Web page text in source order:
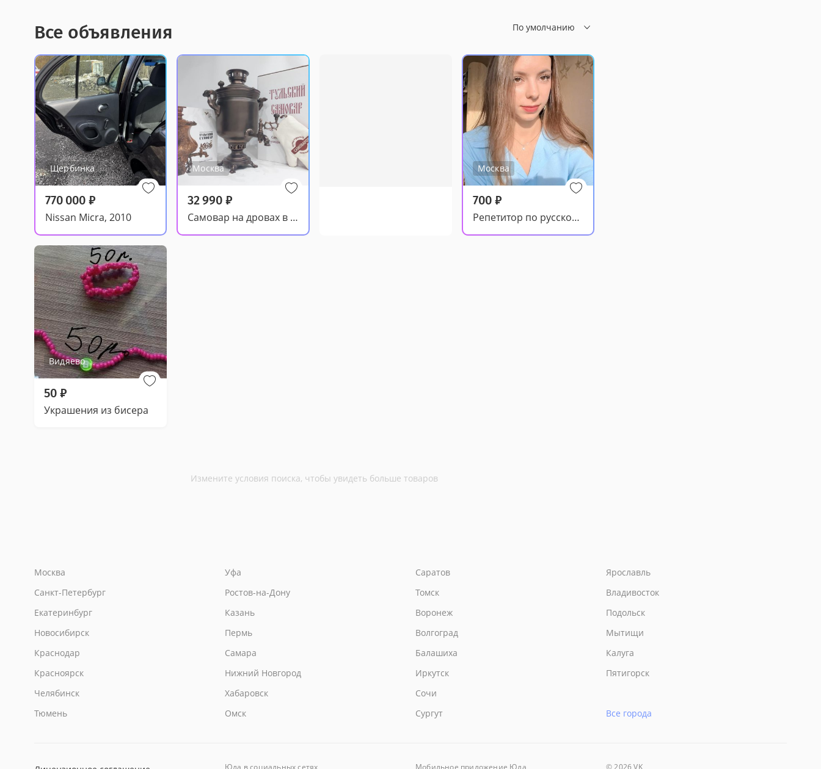
Все объявления По умолчанию
Щербинка
770 000 ₽
Nissan Micra, 2010
Москва
32 990 ₽
Самовар на дровах в патине. Тульский эксклюзив. RR
Москва
700 ₽
Репетитор по русскому языку
Видяево
50 ₽
Украшения из бисера
Измените условия поиска, чтобы увидеть больше товаров
Москва
Санкт-Петербург
Екатеринбург
Новосибирск
Краснодар
Красноярск
Челябинск
Тюмень
Уфа
Ростов-на-Дону
Казань
Пермь
Самара
Нижний Новгород
Хабаровск
Омск
Саратов
Томск
Воронеж
Волгоград
Балашиха
Иркутск
Сочи
Сургут
Ярославль
Владивосток
Подольск
Мытищи
Калуга
Пятигорск
Все города
Юла в социальных сетях Мобильное приложение Юла © 2026 VK